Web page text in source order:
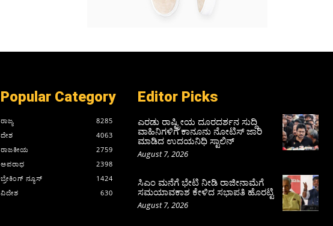
Popular Category
ರಾಜ್ಯ
8285
ದೇಶ
4063
ರಾಜಕೀಯ
2759
ಅಪರಾಧ
2398
ಬ್ರೇಕಿಂಗ್ ನ್ಯೂಸ್
1424
ವಿದೇಶ
630
Editor Picks
ಎರಡು ರಾಷ್ಟ್ರೀಯ ದೂರದರ್ಶನ ಸುದ್ದಿ
ವಾಹಿನಿಗಳಿಗೆ ಕಾನೂನು ನೋಟಿಸ್ ಜಾರಿ
ಮಾಡಿದ ಉದಯನಿಧಿ ಸ್ಟಾಲಿನ್
August 7, 2026
ಸಿಎಂ ಮನೆಗೆ ಭೇಟಿ ನೀಡಿ ರಾಜೀನಾಮೆಗೆ
ಸಮಯಾವಕಾಶ ಕೇಳಿದ ಸಭಾಪತಿ ಹೊರಟ್ಟಿ
August 7, 2026